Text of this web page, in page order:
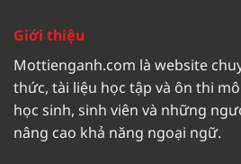
Giới thiệu
Mottienganh.com là website
thức, tài liệu học tập và ôn thi
học sinh, sinh viên và những
nâng cao khả năng ngoại ngữ.